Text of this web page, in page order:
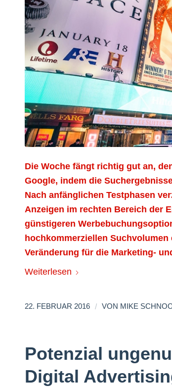
Die Woche fängt richtig gut an,
Google, indem die
Nach anfänglichen Testphasen
Anzeigen im rechten Bereich der
günstigeren
hochkommerziellen
Veränderung für die Marketing-
Weiterlesen
22. FEBRUAR 2016 / VON MIKE
Potenzial
Digital